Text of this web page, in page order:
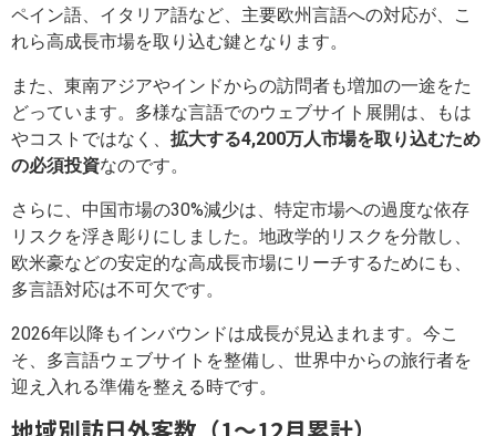
ペイン語、イタリア語など、主要欧州言語への対応が、こ
れら高成長市場を取り込む鍵となります。
また、東南アジアやインドからの訪問者も増加の一途をた
どっています。多様な言語でのウェブサイト展開は、もは
やコストではなく、 拡大する4,200万人市場を取り込むため
の必須投資なのです。
さらに、中国市場の30%減少は、特定市場への過度な依存
リスクを浮き彫りにしました。地政学的リスクを分散し、
欧米豪などの安定的な高成長市場にリーチするためにも、
多言語対応は不可欠です。
2026年以降もインバウンドは成長が見込まれます。今こ
そ、多言語ウェブサイトを整備し、世界中からの旅行者を
迎え入れる準備を整える時です。
地域別訪日外客数（1～12月累計）